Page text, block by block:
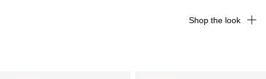
Shop the look